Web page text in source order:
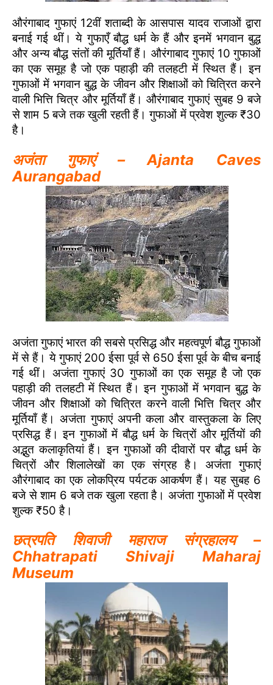
औरंगाबाद गुफाएं 12वीं शताब्दी के आसपास यादव राजाओं द्वारा
बनाई गई थीं। ये गुफाएँ बौद्ध धर्म के हैं और इनमें भगवान बुद्ध
और अन्य बौद्ध संतों की मूर्तियाँ हैं। औरंगाबाद गुफाएं 10 गुफाओं
का एक समूह है जो एक पहाड़ी की तलहटी में स्थित हैं। इन
गुफाओं में भगवान बुद्ध के जीवन और शिक्षाओं को चित्रित करने
वाली भित्ति चित्र और मूर्तियाँ हैं। औरंगाबाद गुफाएं सुबह 9 बजे
से शाम 5 बजे तक खुली रहती हैं। गुफाओं में प्रवेश शुल्क ₹30
है।
अजंता गुफाएं – Ajanta Caves
Aurangabad
अजंता गुफाएं भारत की सबसे प्रसिद्ध और महत्वपूर्ण बौद्ध गुफाओं
में से हैं। ये गुफाएं 200 ईसा पूर्व से 650 ईसा पूर्व के बीच बनाई
गई थीं। अजंता गुफाएं 30 गुफाओं का एक समूह है जो एक
पहाड़ी की तलहटी में स्थित हैं। इन गुफाओं में भगवान बुद्ध के
जीवन और शिक्षाओं को चित्रित करने वाली भित्ति चित्र और
मूर्तियाँ हैं। अजंता गुफाएं अपनी कला और वास्तुकला के लिए
प्रसिद्ध हैं। इन गुफाओं में बौद्ध धर्म के चित्रों और मूर्तियों की
अद्भुत कलाकृतियां हैं। इन गुफाओं की दीवारों पर बौद्ध धर्म के
चित्रों और शिलालेखों का एक संग्रह है। अजंता गुफाएं
औरंगाबाद का एक लोकप्रिय पर्यटक आकर्षण हैं। यह सुबह 6
बजे से शाम 6 बजे तक खुला रहता है। अजंता गुफाओं में प्रवेश
शुल्क ₹50 है।
छत्रपति शिवाजी महाराज संग्रहालय –
Chhatrapati Shivaji Maharaj
Museum